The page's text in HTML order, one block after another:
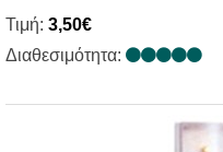
Τιμή: 3,50€
Διαθεσιμότητα: